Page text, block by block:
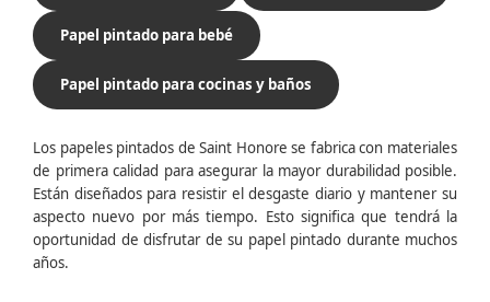
Papel pintado para bebé
Papel pintado para cocinas y baños
Los papeles pintados de Saint Honore se fabrica con materiales
de primera calidad para asegurar la mayor durabilidad posible.
Están diseñados para resistir el desgaste diario y mantener su
aspecto nuevo por más tiempo. Esto significa que tendrá la
oportunidad de disfrutar de su papel pintado durante muchos
años.